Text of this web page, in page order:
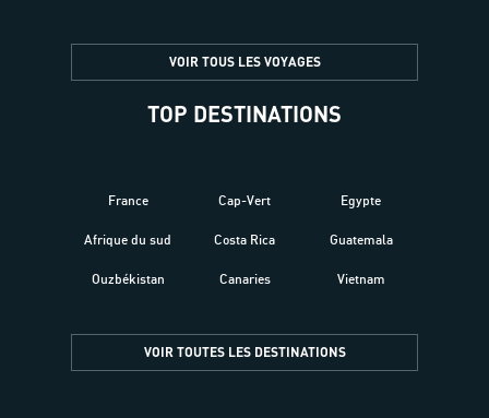
VOIR TOUS LES VOYAGES
TOP DESTINATIONS
France
Afrique du sud
Ouzbékistan
Cap-Vert
Costa Rica
Canaries
Egypte
Guatemala
Vietnam
VOIR TOUTES LES DESTINATIONS